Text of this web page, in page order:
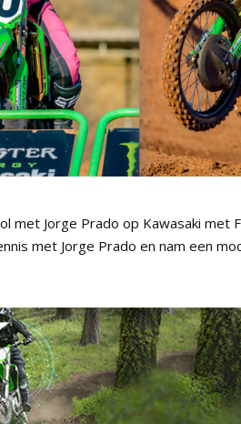
met Jorge Prado op Kawasaki met
met Jorge Prado en nam een